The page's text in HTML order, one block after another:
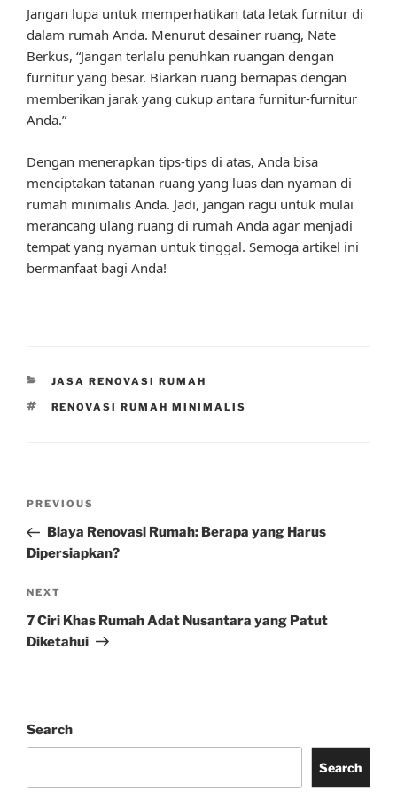
Jangan lupa untuk memperhatikan tata letak furnitur di
dalam rumah Anda. Menurut desainer ruang, Nate
Berkus, “Jangan terlalu penuhkan ruangan dengan
furnitur yang besar. Biarkan ruang bernapas dengan
memberikan jarak yang cukup antara furnitur-furnitur
Anda.”
Dengan menerapkan tips-tips di atas, Anda bisa
menciptakan tatanan ruang yang luas dan nyaman di
rumah minimalis Anda. Jadi, jangan ragu untuk mulai
merancang ulang ruang di rumah Anda agar menjadi
tempat yang nyaman untuk tinggal. Semoga artikel ini
bermanfaat bagi Anda!
CATEGORIES
JASA RENOVASI RUMAH
TAGS
RENOVASI RUMAH MINIMALIS
Previous
Post
PREVIOUS
Biaya Renovasi Rumah: Berapa yang Harus
Dipersiapkan?
Next
Post
NEXT
7 Ciri Khas Rumah Adat Nusantara yang Patut
Diketahui
Search
Search